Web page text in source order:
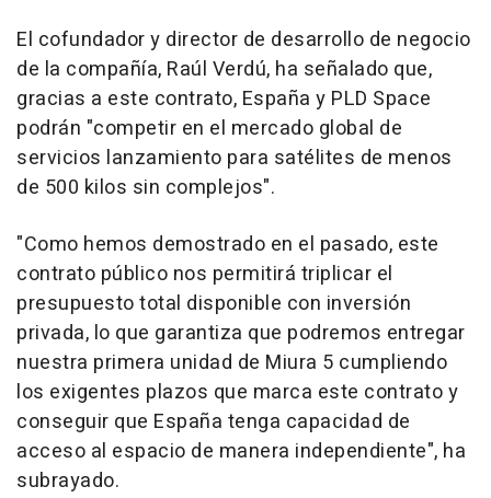
El cofundador y director de desarrollo de negocio
de la compañía, Raúl Verdú, ha señalado que,
gracias a este contrato, España y PLD Space
podrán "competir en el mercado global de
servicios lanzamiento para satélites de menos
de 500 kilos sin complejos".
"Como hemos demostrado en el pasado, este
contrato público nos permitirá triplicar el
presupuesto total disponible con inversión
privada, lo que garantiza que podremos entregar
nuestra primera unidad de Miura 5 cumpliendo
los exigentes plazos que marca este contrato y
conseguir que España tenga capacidad de
acceso al espacio de manera independiente", ha
subrayado.